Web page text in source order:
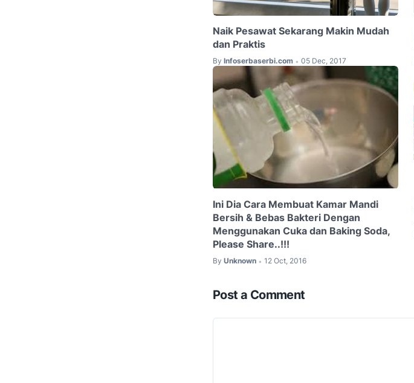
Naik Pesawat Sekarang Makin Mudah
dan Praktis
By Infoserbaserbi.com • 05 Dec, 2017
Ini Dia Cara Membuat Kamar Mandi
Bersih & Bebas Bakteri Dengan
Menggunakan Cuka dan Baking Soda,
Please Share..!!!
By Unknown • 12 Oct, 2016
Post a Comment